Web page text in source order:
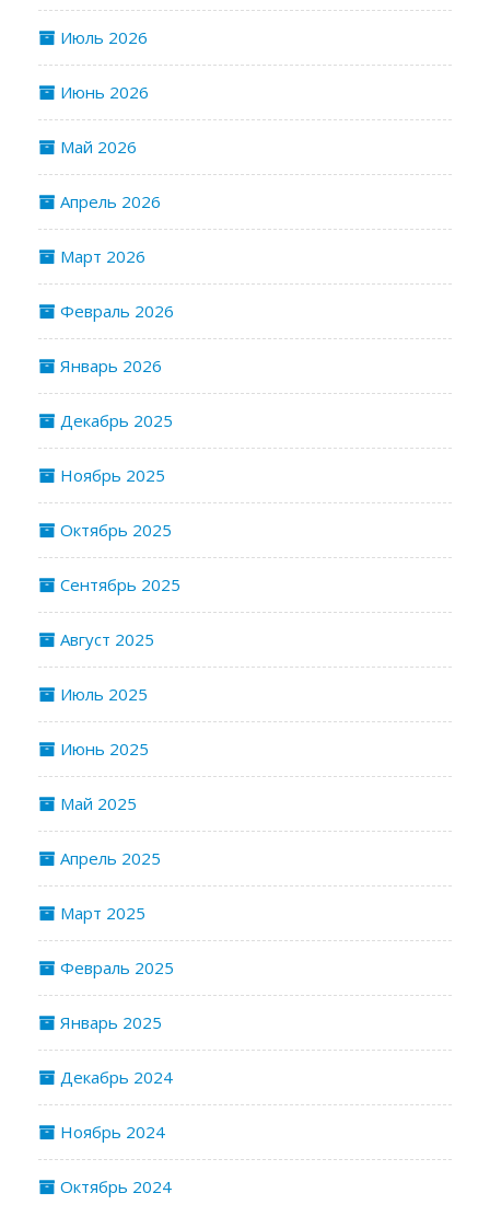
Июль 2026
Июнь 2026
Май 2026
Апрель 2026
Март 2026
Февраль 2026
Январь 2026
Декабрь 2025
Ноябрь 2025
Октябрь 2025
Сентябрь 2025
Август 2025
Июль 2025
Июнь 2025
Май 2025
Апрель 2025
Март 2025
Февраль 2025
Январь 2025
Декабрь 2024
Ноябрь 2024
Октябрь 2024